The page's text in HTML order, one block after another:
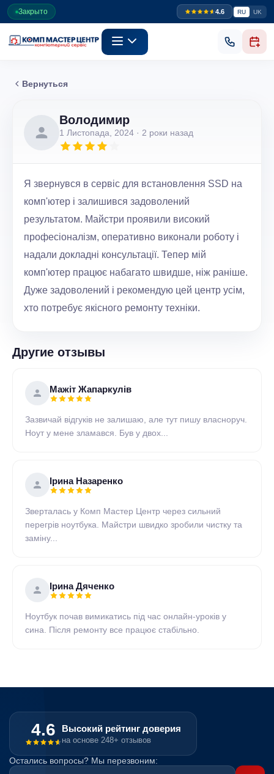
Закрыто 4.6 RU UK
Вернуться
Володимир
1 Листопада, 2024 · 2 роки назад
Я звернувся в сервіс для встановлення SSD на
комп'ютер і залишився задоволений
результатом. Майстри проявили високий
професіоналізм, оперативно виконали роботу і
надали докладні консультації. Тепер мій
комп'ютер працює набагато швидше, ніж раніше.
Дуже задоволений і рекомендую цей центр усім,
хто потребує якісного ремонту техніки.
Другие отзывы
Мажіт Жапаркулів
Зазвичай відгуків не залишаю, але тут пишу власноруч.
Ноут у мене зламався. Був у двох...
Ірина Назаренко
Зверталась у Комп Мастер Центр через сильний
перегрів ноутбука. Майстри швидко зробили чистку та
заміну...
Ірина Дяченко
Ноутбук почав вимикатись під час онлайн-уроків у
сина. Після ремонту все працює стабільно.
4.6 Высокий рейтинг доверия
на основе 248+ отзывов
Остались вопросы? Мы перезвоним: